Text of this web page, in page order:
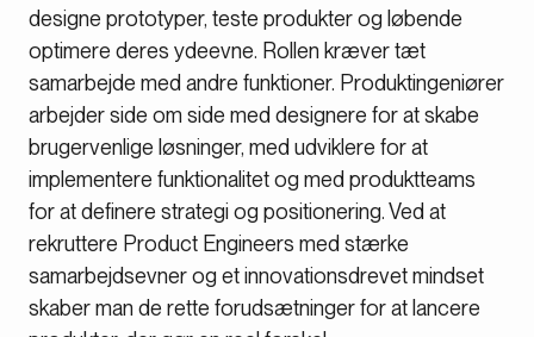
designe prototyper, teste produkter og løbende
optimere deres ydeevne. Rollen kræver tæt
samarbejde med andre funktioner. Produktingeniører
arbejder side om side med designere for at skabe
brugervenlige løsninger, med udviklere for at
implementere funktionalitet og med produktteams
for at definere strategi og positionering. Ved at
rekruttere Product Engineers med stærke
samarbejdsevner og et innovationsdrevet mindset
skaber man de rette forudsætninger for at lancere